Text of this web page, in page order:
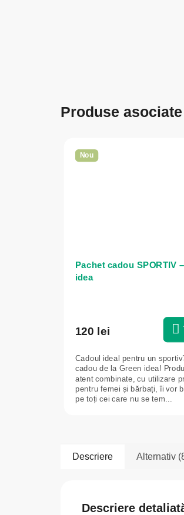
Produse asociate
Nou
Pachet cadou SPORTIV
idea
120 lei
Cadoul ideal pentru un
cadou de la Green idea!
atent combinate, cu utilizare
pentru femei și bărbați, îi vor
pe toți cei care nu se tem...
Descriere Alternativ
Descriere